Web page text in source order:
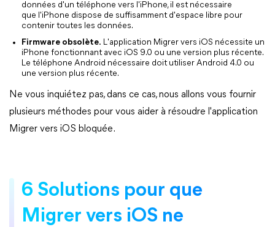
données d'un téléphone vers l'iPhone, il est nécessaire
que l'iPhone dispose de suffisamment d'espace libre pour
contenir toutes les données.
Firmware obsolète. L'application Migrer vers iOS nécessite un
iPhone fonctionnant avec iOS 9.0 ou une version plus récente.
Le téléphone Android nécessaire doit utiliser Android 4.0 ou
une version plus récente.
Ne vous inquiétez pas, dans ce cas, nous allons vous fournir
plusieurs méthodes pour vous aider à résoudre l'application
Migrer vers iOS bloquée.
6 Solutions pour que
Migrer vers iOS ne